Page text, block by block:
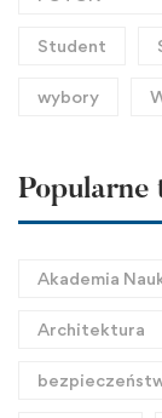
Student
wybory
Popularne
Akademia
Architektura